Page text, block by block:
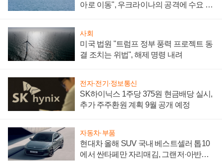
아로 이동", 우크라이나의 공격에 수요 늘
사회
미국 법원 "트럼프 정부 풍력 프로젝트 동
결 조치는 위법", 해제 명령 내려
전자·전기·정보통신
SK하이닉스 1주당 375원 현금배당 실시,
추가 주주환원 계획 9월 공개 예정
자동차·부품
현대차 올해 SUV 국내 베스트셀러 톱10
에서 싼타페만 자리매김, 그랜저·아반떼